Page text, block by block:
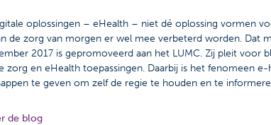
oplossingen – eHealth – niet dé oplossing vormen
de zorg van morgen er wel mee verbeterd worden. Dat
2017 is gepromoveerd aan het LUMC. Zij pleit voor
zorg en eHealth toepassingen. Daarbij is het fenomeen
te geven om zelf de regie te houden en te
de blog